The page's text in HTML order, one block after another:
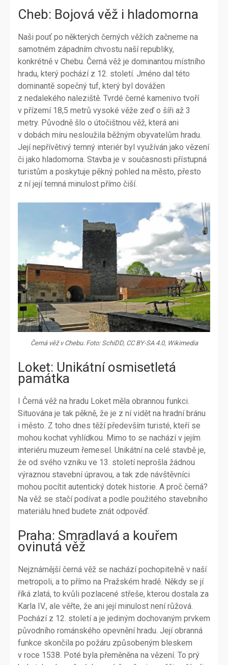
Cheb: Bojová věž i hladomorna
Naši pouť po některých černých věžích začneme na
samotném západním chvostu naší republiky,
konkrétně v Chebu. Černá věž je dominantou místního
hradu, který pochází z 12. století. Jméno dal této
dominantě sopečný tuf, který byl dovážen
z nedalekého naleziště. Tvrdé černé kamenivo tvoří
v přízemí 18,5 metrů vysoké věže zeď o šíři až 3
metry. Původně šlo o útočištnou věž, která ani
v dobách míru nesloužila běžným obyvatelům hradu.
Její nepřívětivý temný interiér byl využíván jako vězení
či jako hladomorna. Stavba je v současnosti přístupná
turistům a poskytuje pěkný pohled na město, přesto
z ní její temná minulost přímo čiší.
Černá věž v Chebu. Foto: SchiDD, CC BY-SA 4.0, Wikimedia
Loket: Unikátní osmisetletá
památka
I Černá věž na hradu Loket měla obrannou funkci.
Situována je tak pěkně, že je z ní vidět na hradní bránu
i město. Z toho dnes těží především turisté, kteří se
mohou kochat vyhlídkou. Mimo to se nachází v jejím
interiéru muzeum řemesel. Unikátní na celé stavbě je,
že od svého vzniku ve 13. století neprošla žádnou
výraznou stavební úpravou, a tak zde návštěvníci
mohou pocítit autentický dotek historie. A proč černá?
Na věž se stačí podívat a podle použitého stavebního
materiálu hned budete znát odpověď.
Praha: Smradlavá a kouřem
ovinutá věž
Nejznámější černá věž se nachází pochopitelně v naší
metropoli, a to přímo na Pražském hradě. Někdy se jí
říká zlatá, to kvůli pozlacené střeše, kterou dostala za
Karla IV., ale věřte, že ani její minulost není růžová.
Pochází z 12. století a je jediným dochovaným prvkem
původního románského opevnění hradu. Její obranná
funkce skončila po požáru způsobeným bleskem
v roce 1538. Poté byla přeměněna na vězení. To prý